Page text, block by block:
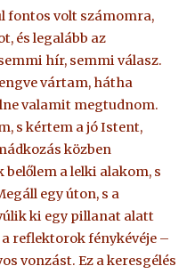
fontos volt számomra,
és legalább az
hír, semmi válasz.
vártam, hátha
valamit megtudnom.
s kértem a jó Istent,
közben
a lelki alakom, s
egy úton, s a
ki egy pillanat alatt
reflektorok fénykévéje –
vonzást. Ez a keresgélés